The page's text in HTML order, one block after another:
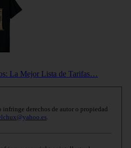
La Mejor Lista de Tarifas…
infringe derechos de autor o propiedad
.